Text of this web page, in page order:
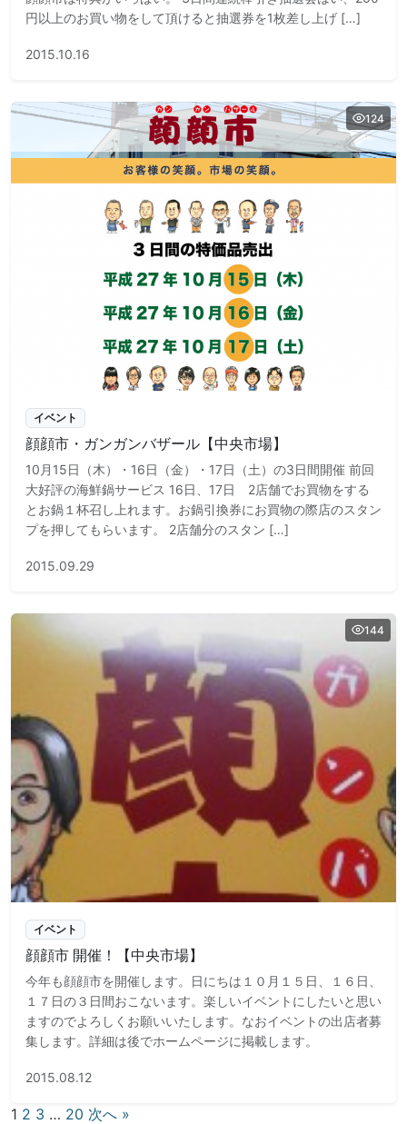
円以上のお買い物をして頂けると抽選券を1枚差し上げ […]
2015.10.16
124
イベント
顔顔市・ガンガンバザール【中央市場】
10月15日（木）・16日（金）・17日（土）の3日間開催 前回
大好評の海鮮鍋サービス 16日、17日 2店舗でお買物をする
とお鍋１杯召し上れます。お鍋引換券にお買物の際店のスタン
プを押してもらいます。 2店舗分のスタン […]
2015.09.29
144
イベント
顔顔市 開催！【中央市場】
今年も顔顔市を開催します。日にちは１０月１５日、１６日、
１７日の３日間おこないます。楽しいイベントにしたいと思い
ますのでよろしくお願いいたします。なおイベントの出店者募
集します。詳細は後でホームページに掲載します。
2015.08.12
投
1 2 3 … 20 次へ »